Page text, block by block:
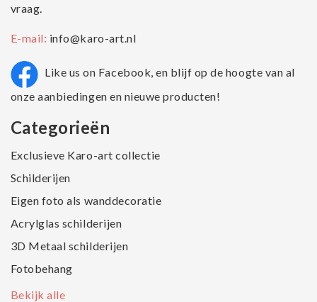
vraag.
E-mail: info@karo-art.nl
Like us on Facebook, en blijf op de hoogte van al
onze aanbiedingen en nieuwe producten!
Categorieën
Exclusieve Karo-art collectie
Schilderijen
Eigen foto als wanddecoratie
Acrylglas schilderijen
3D Metaal schilderijen
Fotobehang
Bekijk alle